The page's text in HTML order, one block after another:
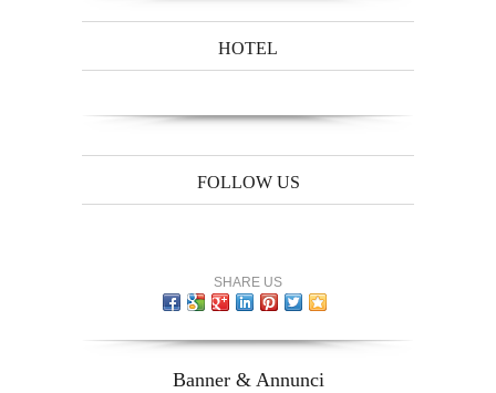
HOTEL
FOLLOW US
SHARE US
Banner & Annunci